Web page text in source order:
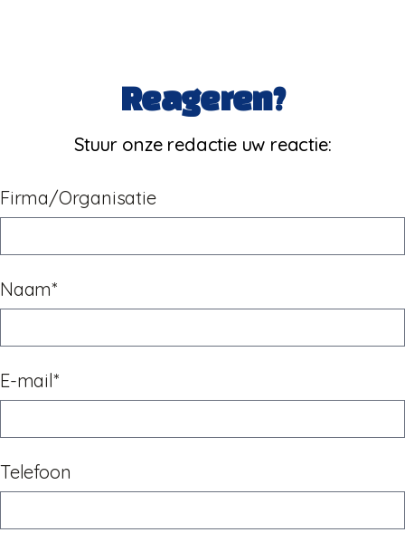
Reageren?
Stuur onze redactie uw reactie:
Firma/Organisatie
Naam*
E-mail*
Telefoon